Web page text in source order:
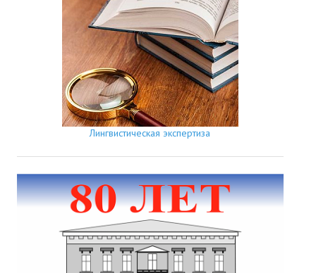
Лингвистическая экспертиза